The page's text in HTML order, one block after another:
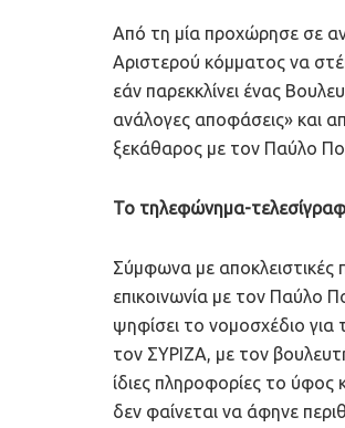
Από τη μία προχώρησε σε
Αριστερού κόμματος να
εάν παρεκκλίνει ένας
ανάλογες αποφάσεις» και
ξεκάθαρος με τον Παύλο
Το τηλεφώνημα-
Σύμφωνα με
επικοινωνία με τον Παύλο
ψηφίσει το νομοσχέδιο
τον ΣΥΡΙΖΑ, με τον
ίδιες πληροφορίες το
δεν φαίνεται να άφηνε